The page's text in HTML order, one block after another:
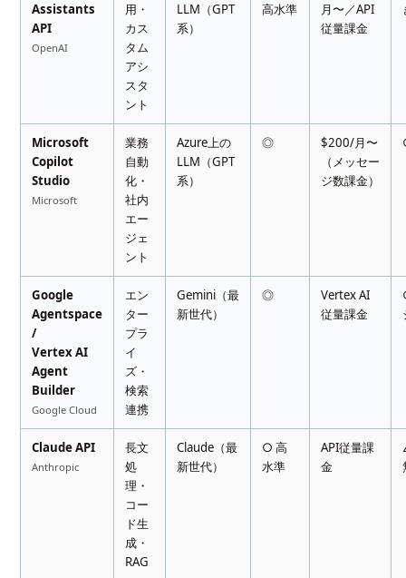
Assistants
API
OpenAI
用・
カス
タム
アシ
スタ
ント
LLM（GPT
系）
高水準
月〜／API
従量課金
Microsoft
Copilot
Studio
Microsoft
業務
自動
化・
社内
エー
ジェ
ント
Azure上の
LLM（GPT
系）
◎
$200/月〜
（メッセー
ジ数課金）
Google
Agentspace
/
Vertex AI
Agent
Builder
Google Cloud
エン
ター
プラ
イ
ズ・
検索
連携
Gemini（最
新世代）
◎
Vertex AI
従量課金
Claude API
Anthropic
長文
処
理・
コー
ド生
成・
RAG
Claude（最
新世代）
○ 高
水準
API従量課
金